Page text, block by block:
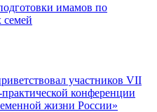
имамов по
участников VII
конференции
жизни России»